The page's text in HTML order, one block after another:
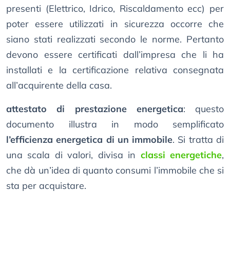
presenti (Elettrico, Idrico, Riscaldamento ecc) per
poter essere utilizzati in sicurezza occorre che
siano stati realizzati secondo le norme. Pertanto
devono essere certificati dall’impresa che li ha
installati e la certificazione relativa consegnata
all’acquirente della casa.
attestato di prestazione energetica: questo
documento illustra in modo semplificato
l’efficienza energetica di un immobile. Si tratta di
una scala di valori, divisa in classi energetiche,
che dà un’idea di quanto consumi l’immobile che si
sta per acquistare.